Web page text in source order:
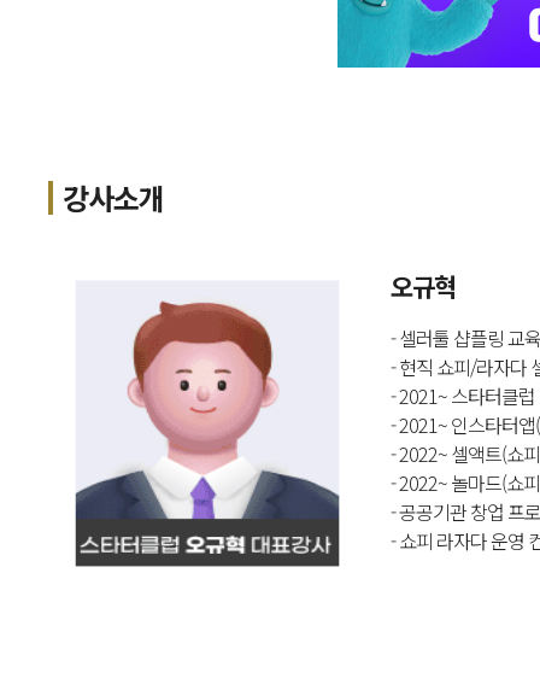
강사소개
오규혁
- 셀러툴 샵플링 교
- 현직 쇼피/라자다
- 2021~ 스타터클
- 2021~ 인스타터
- 2022~ 셀액트(쇼
- 2022~ 놀마드(쇼
- 공공기관 창업 프
- 쇼피 라자다 운영